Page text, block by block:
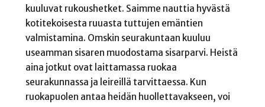
kuuluvat rukoushetket. Saimme nauttia hyvästä
kotitekoisesta ruuasta tuttujen emäntien
valmistamina. Omskin seurakuntaan kuuluu
useamman sisaren muodostama sisarparvi. Heistä
aina jotkut ovat laittamassa ruokaa
seurakunnassa ja leireillä tarvittaessa. Kun
ruokapuolen antaa heidän huollettavakseen, voi